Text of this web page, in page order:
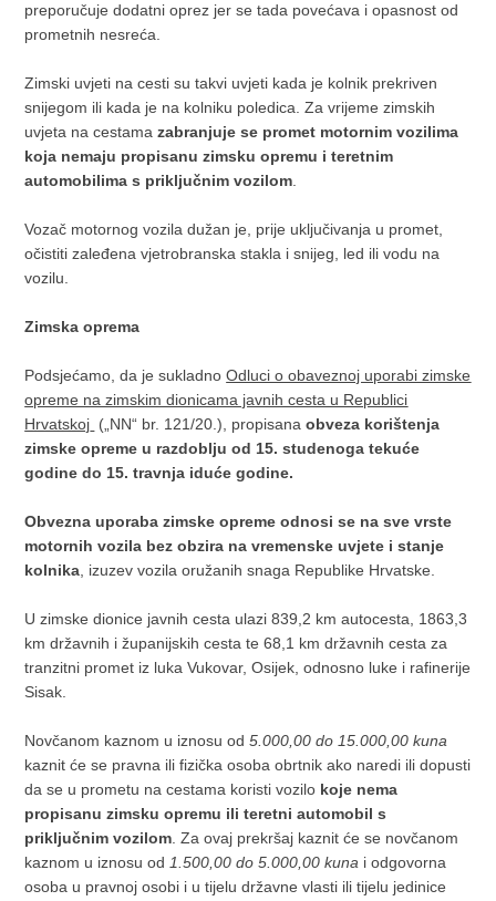
preporučuje dodatni oprez jer se tada povećava i opasnost od
prometnih nesreća.
Zimski uvjeti na cesti su takvi uvjeti kada je kolnik prekriven
snijegom ili kada je na kolniku poledica. Za vrijeme zimskih
uvjeta na cestamazabranjuje se promet motornim vozilima
koja nemaju propisanu zimsku opremu i teretnim
automobilima s priključnim vozilom
Vozač motornog vozila dužan je, prije uključivanja u promet,
očistiti zaleđena vjetrobranska stakla i snijeg, led ili vodu na
vozilu.
Zimska oprema
Podsjećamo, da je sukladnoOdluci o obaveznoj uporabi zimske
opreme na zimskim dionicama javnih cesta u Republici
Hrvatskoj („NN“ br. 121/20.), propisanaobveza korištenja
zimske opreme u razdoblju od 15. studenoga tekuće
godine do 15. travnja iduće godine.
Obvezna uporaba zimske opreme odnosi se na sve vrste
motornih vozila bez obzira na vremenske uvjete i stanje
kolnika , izuzev vozila oružanih snaga Republike Hrvatske.
U zimske dionice javnih cesta ulazi 839,2 km autocesta, 1863,3
km državnih i županijskih cesta te 68,1 km državnih cesta za
tranzitni promet iz luka Vukovar, Osijek, odnosno luke i rafinerije
Sisak.
Novčanom kaznom u iznosu od5.000,00 do 15.000,00 kuna
kaznit će se pravna ili fizička osoba obrtnik ako naredi ili dopusti
da se u prometu na cestama koristi vozilo koje nema
propisanu zimsku opremu ili teretni automobil s
priključnim vozilom . Za ovaj prekršaj kaznit će se novčanom
kaznom u iznosu od 1.500,00 do 5.000,00 kuna i odgovorna
osoba u pravnoj osobi i u tijelu državne vlasti ili tijelu jedinice